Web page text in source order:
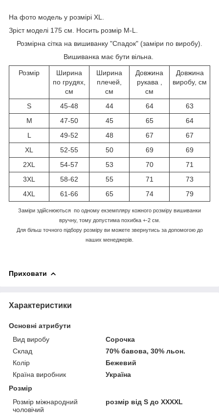
На фото модель у розмірі ХL.
Зріст моделі 175 см. Носить розмір M-L.
Розмірна сітка на вишиванку "Спадок" (заміри по виробу).
Вишиванка має бути вільна.
Розмір
Ширина
по грудях,
см
Ширина
плечей,
см
Довжина
рукава ,
см
Довжина
виробу, см
S 45-48 44 64
63
M
47-50 45 65
64
L
49-52 48 67
67
XL
52-55 50 69
69
2XL
54-57 53 70
71
3XL
58-62 55 71
73
4XL
61-66 65 74 79
Заміри здійснюються по одному екземпляру кожного розміру вишиванки
вручну, тому допустима похибка +-2 см.
Для більш точного підбору розміру ви можете звернутись за допомогою до
наших менеджерів.
Приховати
Характеристики
Основні атрибути
Вид виробу
Сорочка
Склад
70% бавова, 30% льон.
Колір
Бежевий
Країна виробник
Україна
Розмір
Розмір міжнародний
чоловічий
розмір від S до XXXXL